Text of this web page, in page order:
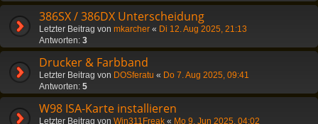
386SX / 386DX Unterscheidung
Letzter Beitrag von mkarcher « Di 12. Aug 2025, 21:13
Antworten: 3
Drucker & Farbband
Letzter Beitrag von DOSferatu « Do 7. Aug 2025, 09:41
Antworten: 5
W98 ISA-Karte installieren
Letzter Beitrag von Win311Freak « Mo 9. Jun 2025, 04:02